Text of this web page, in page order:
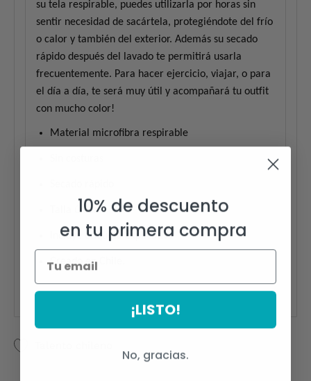
su tela respirable, puedes utilizarla por horas sin
sentir necesidad de sacártela, protegiéndote del frío
o calor y también del exterior. Además su secado
rápido después del lavado te permitirá usarla
frecuentemente. Para hacer ejercicio, viajar, o para
el día a día, te será muy útil y acompañará tu outfit
con mucho color!
Material microfibra respirable
Talla única
Incluye etiqueta explicativa
Creado en Chile.
10% de descuento
en tu primera compra
¡LISTO!
No, gracias.